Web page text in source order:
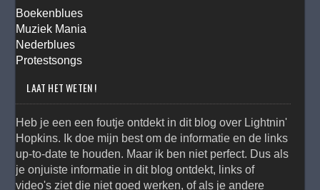
Boekenblues
Muziek Mania
Nederblues
Protestsongs
LAAT HET WETEN !
Heb je een een foutje ontdekt in dit blog over Lightnin'
Hopkins. Ik doe mijn best om de informatie en de links
up-to-date te houden. Maar ik ben niet perfect. Dus als
je onjuiste informatie in dit blog ontdekt, links of
video's ziet die niet goed werken, of als je andere